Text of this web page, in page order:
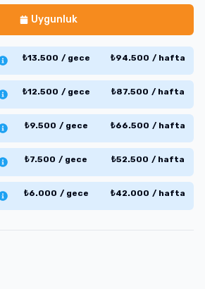
Uygunluk
₺13.500 / gece ₺94.500 / hafta
₺12.500 / gece ₺87.500 / hafta
₺9.500 / gece ₺66.500 / hafta
₺7.500 / gece ₺52.500 / hafta
₺6.000 / gece ₺42.000 / hafta